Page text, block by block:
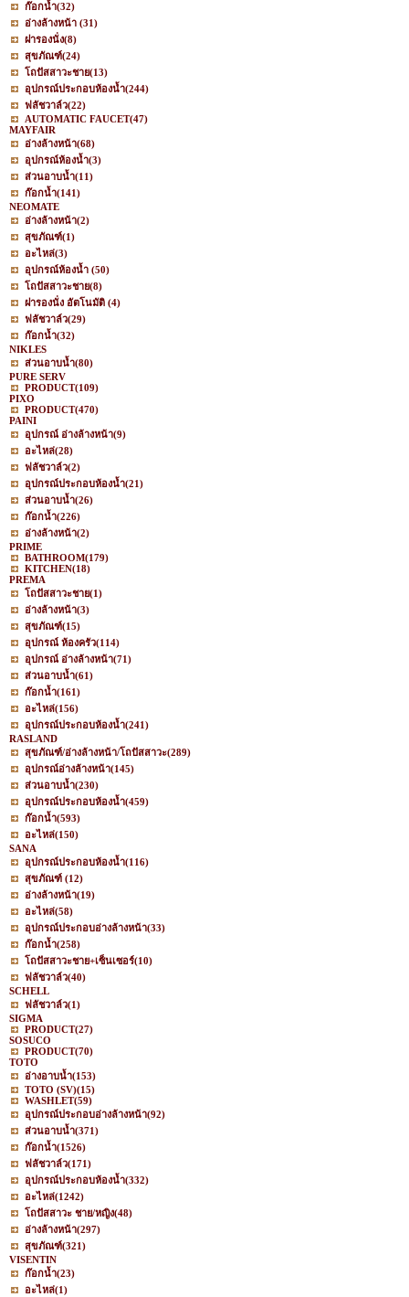
ก๊อกน้ำ(32)
อ่างล้างหน้า (31)
ฝารองนั่ง(8)
สุขภัณฑ์(24)
โถปัสสาวะชาย(13)
อุปกรณ์ประกอบห้องน้ำ(244)
ฟลัชวาล์ว(22)
AUTOMATIC FAUCET(47)
MAYFAIR
อ่างล้างหน้า(68)
อุปกรณ์ห้องน้ำ(3)
ส่วนอาบน้ำ(11)
ก๊อกน้ำ(141)
NEOMATE
อ่างล้างหน้า(2)
สุขภัณฑ์(1)
อะไหล่(3)
อุปกรณ์ห้องน้ำ (50)
โถปัสสาวะชาย(8)
ฝารองนั่ง อัตโนมัติ (4)
ฟลัชวาล์ว(29)
ก๊อกน้ำ(32)
NIKLES
ส่วนอาบน้ำ(80)
PURE SERV
PRODUCT(109)
PIXO
PRODUCT(470)
PAINI
อุปกรณ์ อ่างล้างหน้า(9)
อะไหล่(28)
ฟลัชวาล์ว(2)
อุปกรณ์ประกอบห้องน้ำ(21)
ส่วนอาบน้ำ(26)
ก๊อกน้ำ(226)
อ่างล้างหน้า(2)
PRIME
BATHROOM(179)
KITCHEN(18)
PREMA
โถปัสสาวะชาย(1)
อ่างล้างหน้า(3)
สุขภัณฑ์(15)
อุปกรณ์ ห้องครัว(114)
อุปกรณ์ อ่างล้างหน้า(71)
ส่วนอาบน้ำ(61)
ก๊อกน้ำ(161)
อะไหล่(156)
อุปกรณ์ประกอบห้องน้ำ(241)
RASLAND
สุขภัณฑ์/อ่างล้างหน้า/โถปัสสาวะ(289)
อุปกรณ์อ่างล้างหน้า(145)
ส่วนอาบน้ำ(230)
อุปกรณ์ประกอบห้องน้ำ(459)
ก๊อกน้ำ(593)
อะไหล่(150)
SANA
อุปกรณ์ประกอบห้องน้ำ(116)
สุขภัณฑ์ (12)
อ่างล้างหน้า(19)
อะไหล่(58)
อุปกรณ์ประกอบอ่างล้างหน้า(33)
ก๊อกน้ำ(258)
โถปัสสาวะชาย+เซ็นเซอร์(10)
ฟลัชวาล์ว(40)
SCHELL
ฟลัชวาล์ว(1)
SIGMA
PRODUCT(27)
SOSUCO
PRODUCT(70)
TOTO
อ่างอาบน้ำ(153)
TOTO (SV)(15)
WASHLET(59)
อุปกรณ์ประกอบอ่างล้างหน้า(92)
ส่วนอาบน้ำ(371)
ก๊อกน้ำ(1526)
ฟลัชวาล์ว(171)
อุปกรณ์ประกอบห้องน้ำ(332)
อะไหล่(1242)
โถปัสสาวะ ชาย/หญิง(48)
อ่างล้างหน้า(297)
สุขภัณฑ์(321)
VISENTIN
ก๊อกน้ำ(23)
อะไหล่(1)